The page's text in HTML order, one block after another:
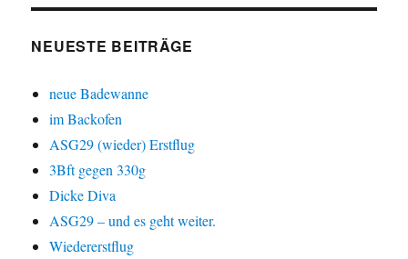
NEUESTE BEITRÄGE
neue Badewanne
im Backofen
ASG29 (wieder) Erstflug
3Bft gegen 330g
Dicke Diva
ASG29 – und es geht weiter.
Wiedererstflug